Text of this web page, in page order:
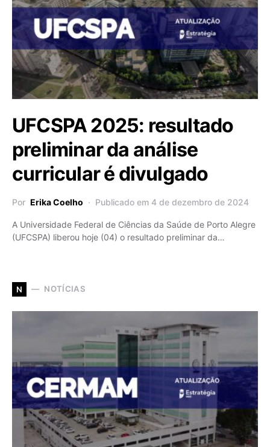
UFCSPA 2025: resultado
preliminar da análise
curricular é divulgado
Por Erika Coelho Publicado em 4 de dezembro de 2024
A Universidade Federal de Ciências da Saúde de Porto Alegre
(UFCSPA) liberou hoje (04) o resultado preliminar da…
N NOTÍCIAS